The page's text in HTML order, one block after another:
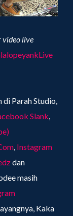
video live
Parah Studio,
Slank
Instagram
dan
masih
Kaka